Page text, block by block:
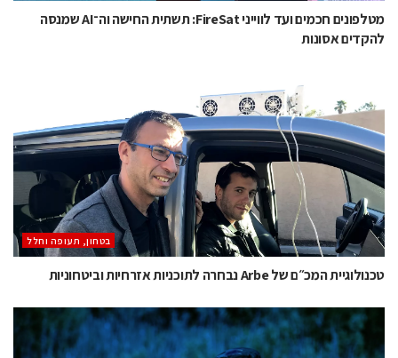
מטלפונים חכמים ועד לווייני FireSat: תשתית החישה וה־AI שמנסה
להקדים אסונות
בטחון, תעופה וחלל
טכנולוגיית המכ״ם של Arbe נבחרה לתוכניות אזרחיות וביטחוניות